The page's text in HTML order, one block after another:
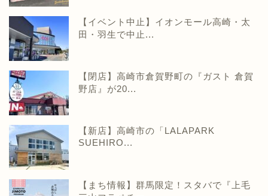
【イベント中止】イオンモール高崎・太
田・羽生で中止...
【閉店】高崎市倉賀野町の『ガスト 倉賀
野店』が20...
【新店】高崎市の「LALAPARK
SUEHIRO...
【まち情報】群馬限定！スタバで『上毛